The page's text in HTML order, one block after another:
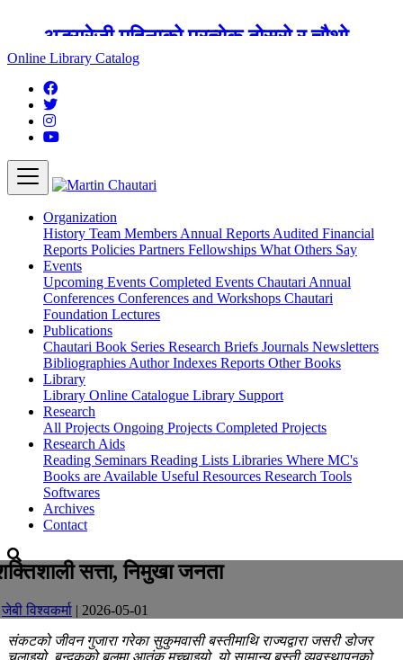
अङ्ग्रेजी महिनाको प्रत्येक दोस्रो र चौथो
शुक्रबार मार्टिन चौतारी र यसको पुस्तकालय
बन्द रहने छ ।
Online Library Catalog
Organization
History Team Members Annual Reports Audited Financial
Reports Policies Partners Fellowships What Others Say
Events
Upcoming Events Completed Events Chautari Annual
Conferences Conferences and Workshops Chautari
Foundation Lectures
Publications
Chautari Book Series Research Briefs Journals Newsletters
Bibliographies Author Indexes Reports Other Books
Library
Library Online Catalogue Library Support
Research
All Projects Ongoing Projects Completed Projects
Research Aids
Reading Seminars Reading Lists Libraries Where MC's
Books are Available Useful Resources Research Tools
Softwares
Archives
Contact
सत्ता, निमुखा जनता
जेबी विश्वकर्मा | 2026-05-01
संकटको जीवन गुजारा गरेका सुकुमवासी बस्तीमाथि राज्यद्वारा जसरी डोजर
चलाइयो, बन्दुकको बलमा आतंक मच्चाइयो, यो सामान्य बस्ती व्यवस्थापनको